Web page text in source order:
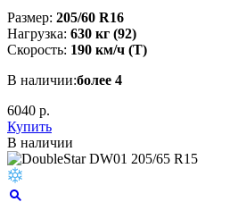
Размер: 205/60 R16
Нагрузка: 630 кг (92)
Скорость: 190 км/ч (T)
В наличии:более 4
6040 р.
Купить
В наличии